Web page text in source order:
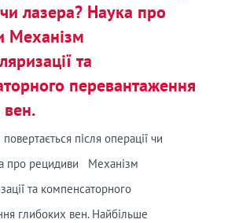
лазера? Наука про
Механізм
та
перевантаження
вен.
після операції чи
про рецидиви Механізм
та компенсаторного
глибоких вен. Найбільше